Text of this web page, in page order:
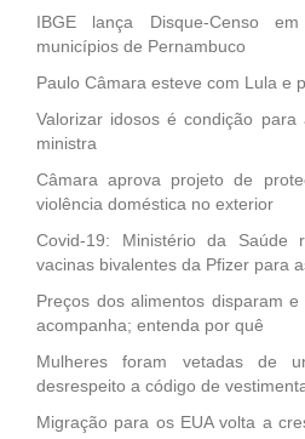
IBGE lança Disque-Censo
municípios de Pernambuco
Paulo Câmara esteve com Lula e
Valorizar idosos é condição para
ministra
Câmara aprova projeto de
violência doméstica no exterior
Covid-19: Ministério da Saúde
vacinas bivalentes da Pfizer para
Preços dos alimentos disparam
acompanha; entenda por quê
Mulheres foram vetadas de
desrespeito a código de
Migração para os EUA volta a